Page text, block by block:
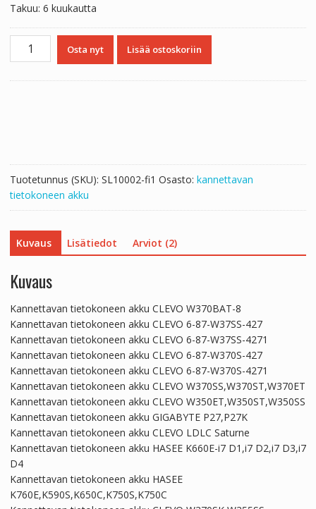
Takuu: 6 kuukautta
Kannettavan
tietokoneen
Osta nyt Lisää ostoskoriin
Tuotetunnus (SKU): SL10002-fi1 Osasto: kannettavan
tietokoneen akku
Kuvaus Lisätiedot Arviot (2)
Kuvaus
Kannettavan tietokoneen akku CLEVO W370BAT-8
Kannettavan tietokoneen akku CLEVO 6-87-W37SS-427
Kannettavan tietokoneen akku CLEVO 6-87-W37SS-4271
Kannettavan tietokoneen akku CLEVO 6-87-W370S-427
Kannettavan tietokoneen akku CLEVO 6-87-W370S-4271
Kannettavan tietokoneen akku CLEVO W370SS,W370ST,W370ET
Kannettavan tietokoneen akku CLEVO W350ET,W350ST,W350SS
Kannettavan tietokoneen akku GIGABYTE P27,P27K
Kannettavan tietokoneen akku CLEVO LDLC Saturne
Kannettavan tietokoneen akku HASEE K660E-i7 D1,i7 D2,i7 D3,i7
D4
Kannettavan tietokoneen akku HASEE
K760E,K590S,K650C,K750S,K750C